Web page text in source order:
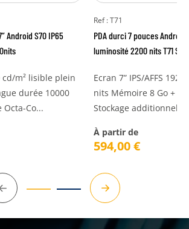
Android S70 IP65
cd/m² lisible plein
durée 10000
Co...
Ref : T71
PDA durci 7 pouces
luminosité 2200 nits T71
Ecran 7” IPS/AFFS
nits Mémoire 8 Go +
Stockage additionnel
À partir de
594,00€
Précédent Suivant